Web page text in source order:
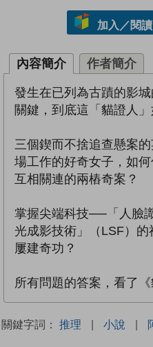
加入／閱
內容簡介 作者簡介
發生在已列為古蹟的影
關鍵，到底這「貓證人
三個鍥而不捨追查懸案
場工作的好奇女子，如
互相關連的兩樁奇案？
掌握尖端科技──「人臉
光成影技術」（LSF）
屢建奇功？
所有問題的答案，看了《
關鍵字詞： 推理 | 小說 |